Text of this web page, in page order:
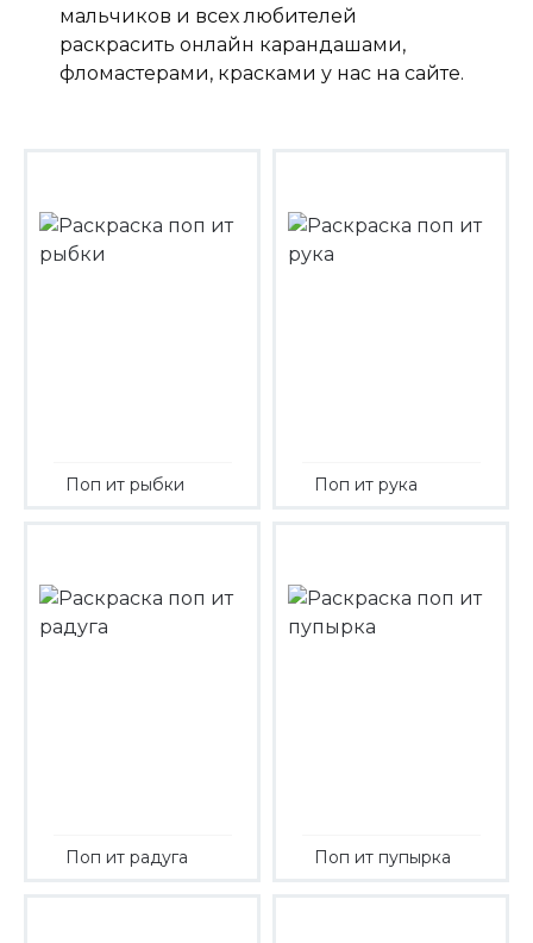
мальчиков и всех любителей
раскрасить онлайн карандашами,
фломастерами, красками у нас на сайте.
Поп ит рыбки Поп ит рука
Поп ит радуга Поп ит пупырка